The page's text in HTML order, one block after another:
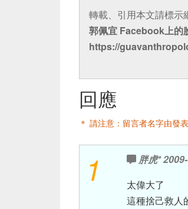
轉載、引用本文請標示
郭佩宜 Facebook上的
https://
回應
＊ 請注意：留言者名字由發表
1 胖虎*
太偉大了
這種捨己救人